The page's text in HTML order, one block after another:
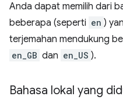
Anda dapat memilih dari
beberapa (seperti en )
terjemahan mendukung
en_GB dan en_US ).
Bahasa lokal yang